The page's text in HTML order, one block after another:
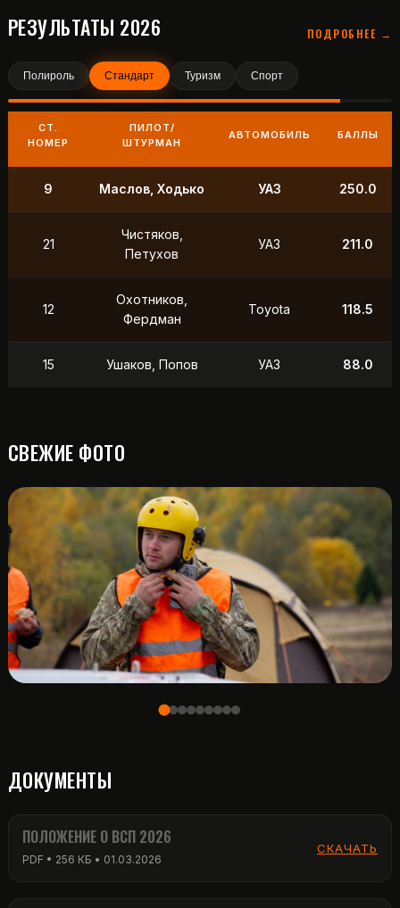
РЕЗУЛЬТАТЫ 2026 ПОДРОБНЕЕ →
Полироль Стандарт Туризм Спорт
СТ.
НОМЕР
ПИЛОТ/
ШТУРМАН
АВТОМОБИЛЬ БАЛЛЫ
9 Маслов, Ходько УАЗ 250.0
21
Чистяков,
Петухов
УАЗ 211.0
12
Охотников,
Фердман
Toyota 118.5
15 Ушаков, Попов УАЗ 88.0
СВЕЖИЕ ФОТО
ДОКУМЕНТЫ
ПОЛОЖЕНИЕ О ВСП 2026
PDF • 256 КБ • 01.03.2026
СКАЧАТЬ